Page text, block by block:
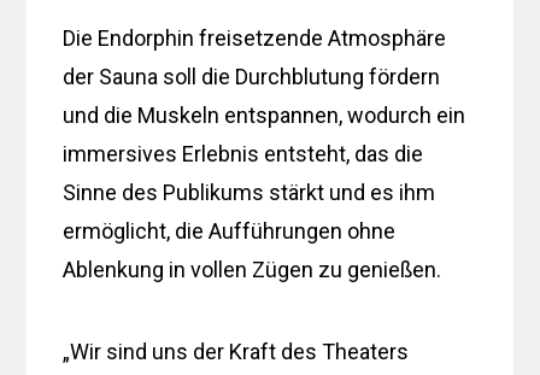
Die Endorphin freisetzende Atmosphäre
der Sauna soll die Durchblutung fördern
und die Muskeln entspannen, wodurch ein
immersives Erlebnis entsteht, das die
Sinne des Publikums stärkt und es ihm
ermöglicht, die Aufführungen ohne
Ablenkung in vollen Zügen zu genießen.
„Wir sind uns der Kraft des Theaters